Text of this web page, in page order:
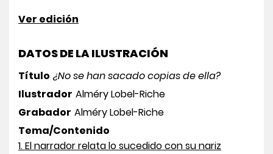
Ver edición
DATOS DE LA ILUSTRACIÓN
Título ¿No se han sacado copias de ella?
Ilustrador Alméry Lobel-Riche
Grabador Alméry Lobel-Riche
Tema/Contenido
1. El narrador relata lo sucedido con su nariz